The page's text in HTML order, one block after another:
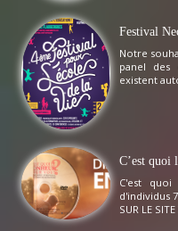
Festival
Notre
panel des
existent
C’est quoi
C'est
d'individus
SUR LE